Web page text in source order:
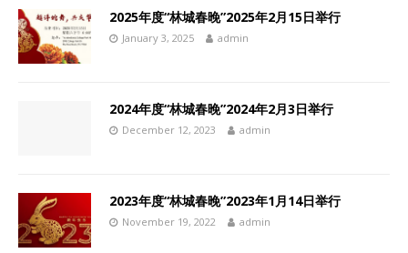
2025年度“林城春晚”2025年2月15日举行
January 3, 2025 admin
2024年度“林城春晚”2024年2月3日举行
December 12, 2023 admin
2023年度“林城春晚”2023年1月14日举行
November 19, 2022 admin